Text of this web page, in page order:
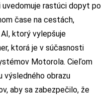
rastúci dopyt po
čase na cestách,
ktorý vylepšuje
ktorá je v súčasnosti
Motorola. Cieľom
obrazu
aby sa zabezpečilo, že